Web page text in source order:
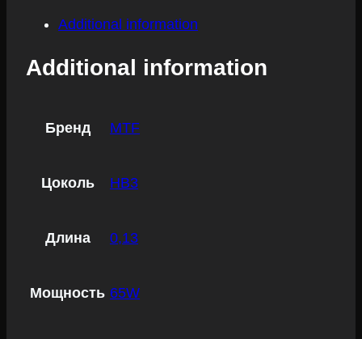
Additional information
Additional information
Бренд MTF
Цоколь HB3
Длина 0,13
Мощность 65W